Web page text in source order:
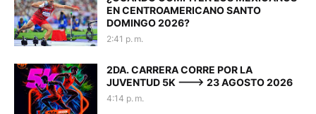
EN CENTROAMERICANO SANTO
DOMINGO 2026?
2:41 p. m.
2DA. CARRERA CORRE POR LA
JUVENTUD 5K ---> 23 AGOSTO 2026
4:14 p. m.